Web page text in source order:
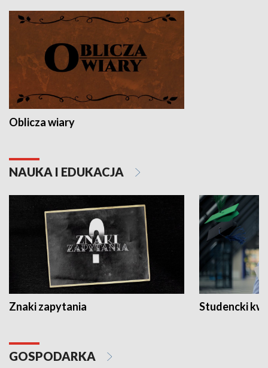
Oblicza wiary
NAUKA I EDUKACJA
Znaki zapytania Studencki
GOSPODARKA